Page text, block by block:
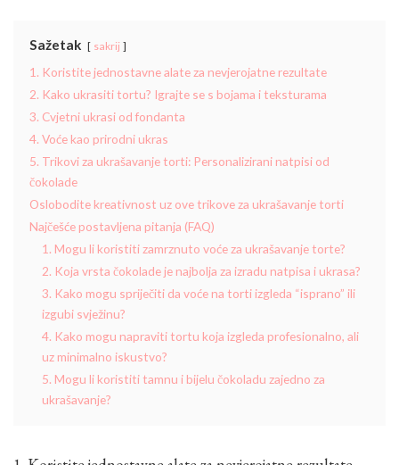
Sažetak sakrij
1. Koristite jednostavne alate za nevjerojatne rezultate
2. Kako ukrasiti tortu? Igrajte se s bojama i teksturama
3. Cvjetni ukrasi od fondanta
4. Voće kao prirodni ukras
5. Trikovi za ukrašavanje torti: Personalizirani natpisi od
čokolade
Oslobodite kreativnost uz ove trikove za ukrašavanje torti
Najčešće postavljena pitanja (FAQ)
1. Mogu li koristiti zamrznuto voće za ukrašavanje torte?
2. Koja vrsta čokolade je najbolja za izradu natpisa i ukrasa?
3. Kako mogu spriječiti da voće na torti izgleda “isprano” ili
izgubi svježinu?
4. Kako mogu napraviti tortu koja izgleda profesionalno, ali
uz minimalno iskustvo?
5. Mogu li koristiti tamnu i bijelu čokoladu zajedno za
ukrašavanje?